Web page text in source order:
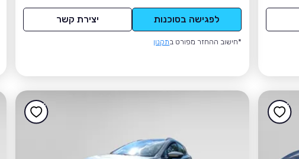
לפגישה בסוכנות יצירת קשר
*חישוב ההחזר מפורט בתקנון